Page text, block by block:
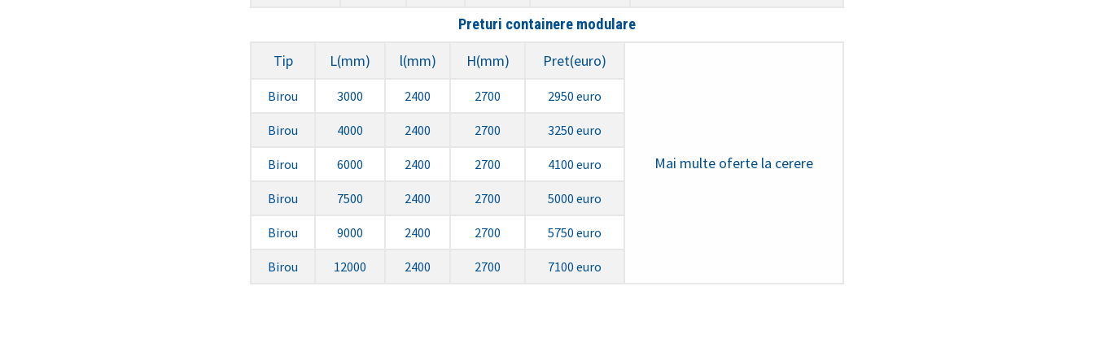
Preturi containere modulare
Tip L(mm) l(mm) H(mm) Pret(euro)
Mai multe oferte la cerere
Birou 3000 2400 2700 2950 euro
Birou 4000 2400 2700 3250 euro
Birou 6000 2400 2700 4100 euro
Birou 7500 2400 2700 5000 euro
Birou 9000 2400 2700 5750 euro
Birou 12000 2400 2700 7100 euro